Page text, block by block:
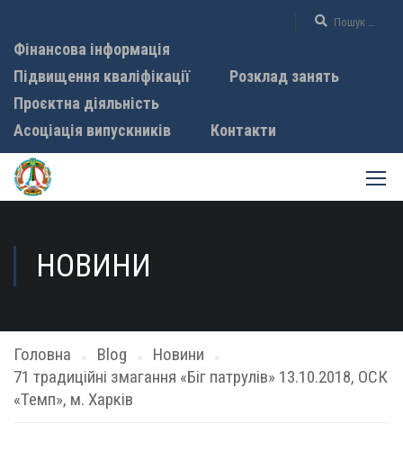
Фінансова інформація
Підвищення кваліфікації
Розклад занять
Проєктна діяльність
Асоціація випускників
Контакти
НОВИНИ
Головна Blog
Новини
71 традиційні змагання «Біг патрулів» 13.10.2018, ОСК
«Темп», м. Харків